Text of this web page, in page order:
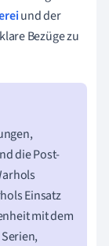
und der
Bezüge zu
die Post-
Einsatz
mit dem